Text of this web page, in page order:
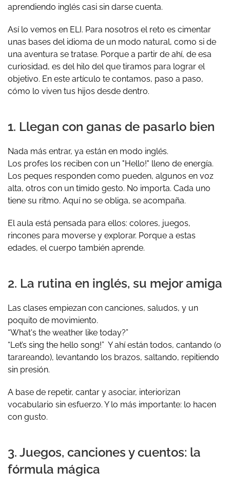
aprendiendo inglés casi sin darse cuenta.
Así lo vemos en ELI. Para nosotros el reto es cimentar
unas bases del idioma de un modo natural, como si de
una aventura se tratase. Porque a partir de ahí, de esa
curiosidad, es del hilo del que tiramos para lograr el
objetivo. En este artículo te contamos, paso a paso,
cómo lo viven tus hijos desde dentro.
1. Llegan con ganas de pasarlo bien
Nada más entrar, ya están en modo inglés.
Los profes los reciben con un "Hello!" lleno de energía.
Los peques responden como pueden, algunos en voz
alta, otros con un tímido gesto. No importa. Cada uno
tiene su ritmo. Aquí no se obliga, se acompaña.
El aula está pensada para ellos: colores, juegos,
rincones para moverse y explorar. Porque a estas
edades, el cuerpo también aprende.
2. La rutina en inglés, su mejor amiga
Las clases empiezan con canciones, saludos, y un
poquito de movimiento.
“What's the weather like today?”
“Let’s sing the hello song!” Y ahí están todos, cantando (o
tarareando), levantando los brazos, saltando, repitiendo
sin presión.
A base de repetir, cantar y asociar, interiorizan
vocabulario sin esfuerzo. Y lo más importante: lo hacen
con gusto.
3. Juegos, canciones y cuentos: la
fórmula mágica